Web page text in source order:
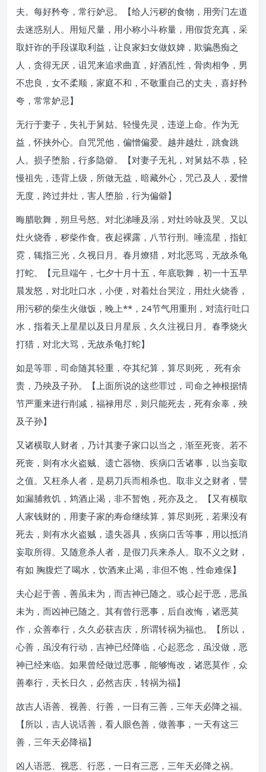
夫。每好矜夸，常行妒忌。【给人污秽的食物，用旁门左道
去迷惑别人。用短尺量，用小称小斗称量，用假货充真，采
取奸诈的手段谋取利益，让良家妇女做奴婢，欺骗愚痴之
人，贪得无厌，诅咒来追求曲直，好酒乱性，骨肉相争，男
不忠良，女不柔顺，家庭不和，不敬重自己的丈夫，喜好矜
夸，常常妒忌】
无行于妻子，失礼于舅姑。轻慢先灵，违逆上命。作为无
益，怀挟外心。自咒咒他，偏憎偏爱。越井越灶，跳食跳
人。损子堕胎，行多隐僻。【对妻子无礼，对舅姑不恭，轻
慢祖先，违背上级，所做无益，暗藏外心，咒己及人，爱憎
无度，跨过井灶，害人堕胎，行为偏僻】
晦腊歌舞，朔旦号怒。对北涕唾及溺，对灶吟咏及哭。又以
灶火烧香，秽柴作食。夜起裸露，八节行刑。唾流星，指虹
霓，辄指三光，久视日月。春月燎猎，对北恶骂，无故杀龟
打蛇。【元旦端午，七夕十月十五，年底歌舞，初一十五早
晨发怒，对北吐口水，小便，对着灶台哭泣，用灶火烧香，
用污秽的柴生火做饭，晚上**，24节气用重刑，对流行吐口
水，指着天上星星以及日月星辰，久久注视日月。春季烧火
打猎，对北大骂，无故杀龟打蛇】
如是等罪，司命随其轻重，夺其纪算，算尽则死， 死有余
责，乃殃及子孙。【上面所说的这些罪过，司命之神根据情
节严重来进行削减，福禄用尽，则只能死去，死有余辜，殃
及子孙】
又诸横取人财者，乃计其妻子家口以当之，渐至死丧。若不
死丧，则有水火盗贼、遗亡器物、疾病口舌诸事，以当妄取
之值。又枉杀人者，是易刀兵而相杀也。取非义之财者，譬
如漏脯救饥，鸩酒止渴，非不暂饱，死亦及之。【又有横取
人家钱财的，用妻子家的寿命继续算，算尽则死，若果没有
死去，则有水火盗贼，遗失器具，疾病口舌等事，用以抵消
妄取所得。又随意杀人者，是假刀兵来杀人。取不义之财，
有如 胸腹烂了喝水，饮酒来止渴，非但不饱，性命难保】
夫心起于善，善虽未为，而吉神已随之。或心起于恶，恶虽
未为，而凶神已随之。其有曾行恶事，后自改悔，诸恶莫
作，众善奉行，久久必获吉庆，所谓转祸为福也。【所以，
心善，虽没有行动，吉神已经降临，心起恶念，虽没做，恶
神已经来临。如果曾经做过恶事，能够悔改，诸恶莫作，众
善奉行，天长日久，必然吉庆，转祸为福】
故吉人语善、视善、行善，一日有三善，三年天必降之福。
【所以，吉人说话善，看人眼色善，做善事，一天有这三
善，三年天必降福】
凶人语恶、视恶、行恶，一日有三恶，三年天必降之祸。